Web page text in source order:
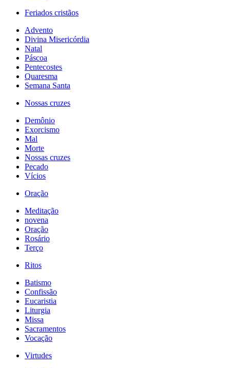
Feriados cristãos
Advento
Divina Misericórdia
Natal
Páscoa
Pentecostes
Quaresma
Semana Santa
Nossas cruzes
Demônio
Exorcismo
Mal
Morte
Nossas cruzes
Pecado
Vícios
Oração
Meditação
novena
Oração
Rosário
Terço
Ritos
Batismo
Confissão
Eucaristia
Liturgia
Missa
Sacramentos
Vocação
Virtudes